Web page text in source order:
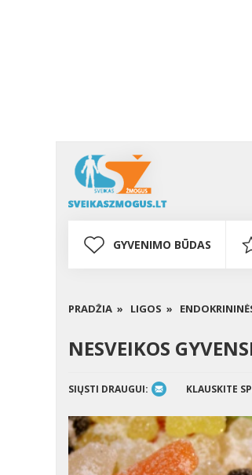
GYVENIMO BŪDAS
PRADŽIA » LIGOS »
NESVEIKOS
SIŲSTI DRAUGUI: KLAUSKITE